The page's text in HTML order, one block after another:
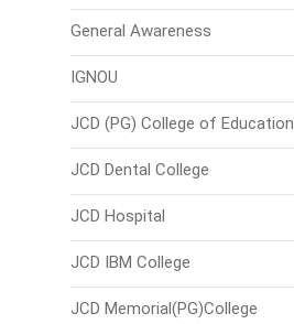
General Awareness
IGNOU
JCD (PG) College of Education
JCD Dental College
JCD Hospital
JCD IBM College
JCD Memorial(PG)College